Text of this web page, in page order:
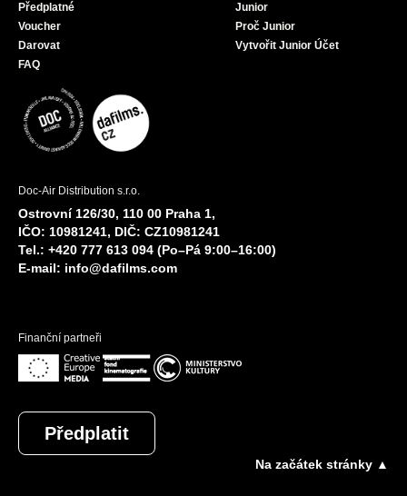
Předplatné
Voucher
Darovat
FAQ
Junior
Proč Junior
Vytvořit Junior Účet
Doc-Air Distribution s.r.o.
Ostrovní 126/30, 110 00 Praha 1,
IČO: 10981241, DIČ: CZ10981241
Tel.: +420 777 613 094 (Po–Pá 9:00–16:00)
E-mail: info@dafilms.com
Finanční partneři
Předplatit
Na začátek stránky ▲